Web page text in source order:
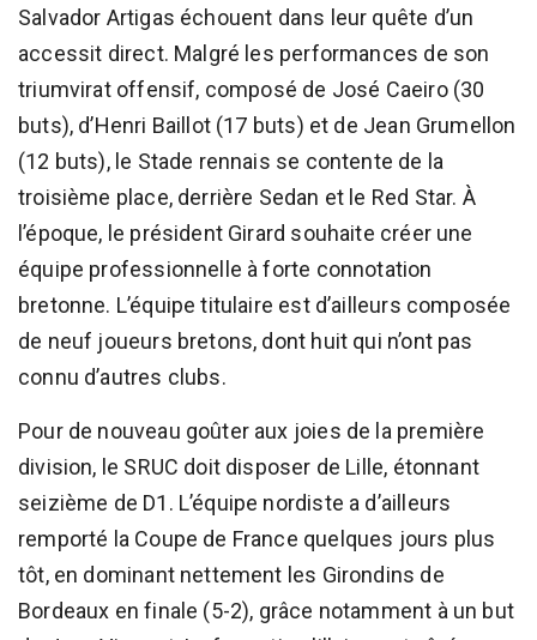
Salvador Artigas échouent dans leur quête d’un
accessit direct. Malgré les performances de son
triumvirat offensif, composé de José Caeiro (30
buts), d’Henri Baillot (17 buts) et de Jean Grumellon
(12 buts), le Stade rennais se contente de la
troisième place, derrière Sedan et le Red Star. À
l’époque, le président Girard souhaite créer une
équipe professionnelle à forte connotation
bretonne. L’équipe titulaire est d’ailleurs composée
de neuf joueurs bretons, dont huit qui n’ont pas
connu d’autres clubs.
Pour de nouveau goûter aux joies de la première
division, le SRUC doit disposer de Lille, étonnant
seizième de D1. L’équipe nordiste a d’ailleurs
remporté la Coupe de France quelques jours plus
tôt, en dominant nettement les Girondins de
Bordeaux en finale (5-2), grâce notamment à un but